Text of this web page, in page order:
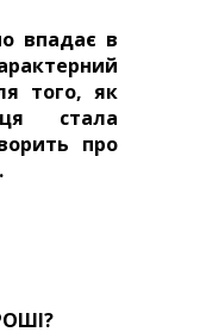
впадає в
того, як
стала
про